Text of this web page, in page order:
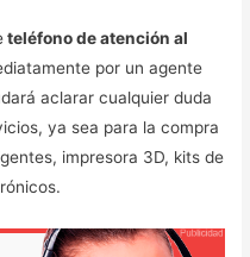
teléfono de atención al
por un agente
aclarar cualquier duda
ya sea para la compra
impresora 3D, kits de